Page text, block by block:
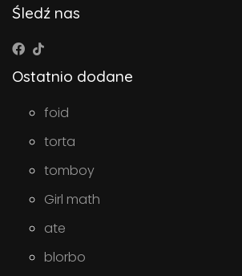
Śledź nas
Ostatnio dodane
foid
torta
tomboy
Girl math
ate
blorbo